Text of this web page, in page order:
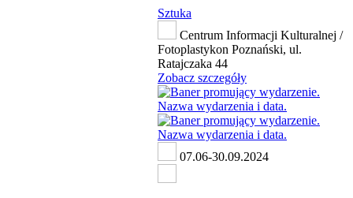
Sztuka
Centrum Informacji Kulturalnej /
Fotoplastykon Poznański, ul.
Ratajczaka 44
Zobacz szczegóły
07.06-30.09.2024